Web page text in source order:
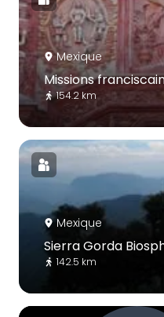
Mexique
Missions
154.2 km
Mexique
Sierra Gorda
142.5 km